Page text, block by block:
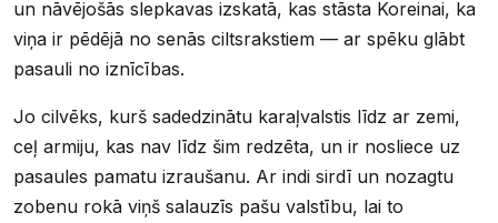
un nāvējošās slepkavas izskatā, kas stāsta Koreinai, ka
viņa ir pēdējā no senās ciltsrakstiem — ar spēku glābt
pasauli no iznīcības.
Jo cilvēks, kurš sadedzinātu karaļvalstis līdz ar zemi,
ceļ armiju, kas nav līdz šim redzēta, un ir nosliece uz
pasaules pamatu izraušanu. Ar indi sirdī un nozagtu
zobenu rokā viņš salauzīs pašu valstību, lai to